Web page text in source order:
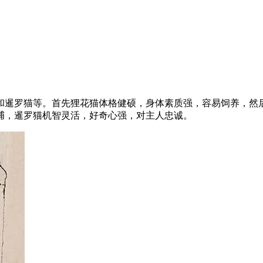
罗猫等。首先狸花猫体格健硕，身体素质强，容易饲养，
暹罗猫机智灵活，好奇心强，对主人忠诚。